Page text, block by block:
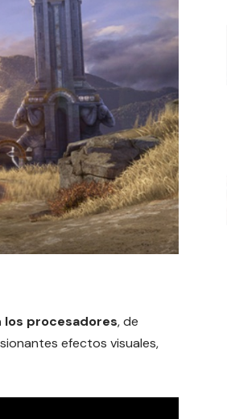
los procesadores, de
efectos visuales,